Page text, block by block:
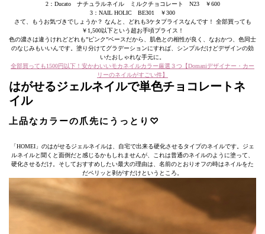
2：Ducato ナチュラルネイル ミルクチョコレート N23 ￥600
3：NAIL HOLIC BE301 ￥300
さて、もうお気づきでしょうか？ なんと、どれも3ケタプライスなんです！ 全部買っても
￥1,500以下という超お手頃プライス！
色の濃さは違うけれどどれも”ピンク”ベースだから、肌色との相性が良く、なおかつ、色同士
のなじみもいいんです。塗り分けてグラデーションにすれば、シンプルだけどデザインの効
いたおしゃれな手元に。
全部買っても1500円以下！安かわいいモカネイルカラー厳選３つ【Domaniデザイナー・カー
リーのネイルがすごい件】
はがせるジェルネイルで単色チョコレートネ
イル
上品なカラーの爪先にうっとり♡
「HOMEI」のはがせるジェルネイルは、自宅で出来る硬化させるタイプのネイルです。ジェ
ルネイルと聞くと面倒だと感じるかもしれませんが、これは普通のネイルのように塗って、
硬化させるだけ。そしておすすめしたい最大の理由は、名前のとおりオフの時はネイルをた
だペリッと剥がすだけというところ。